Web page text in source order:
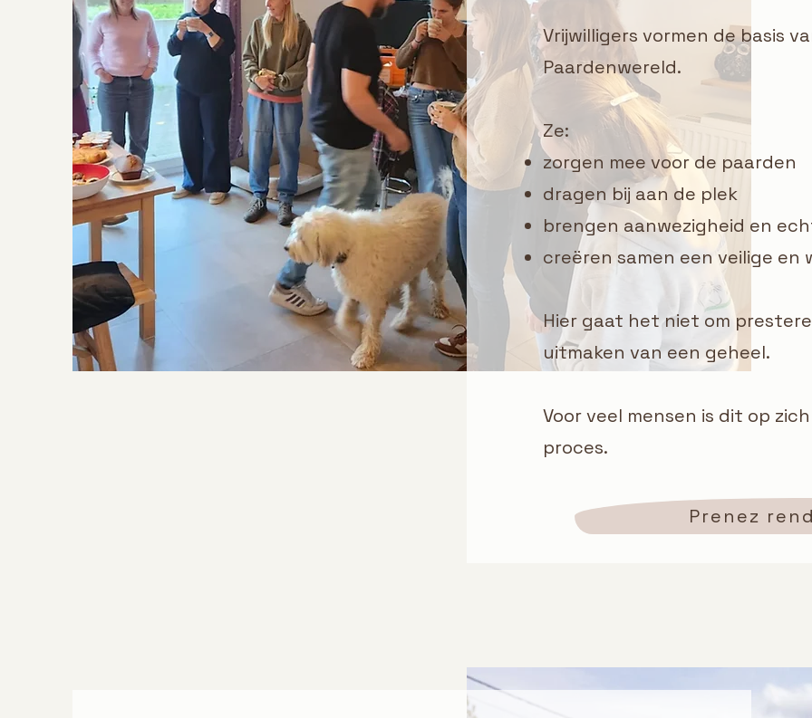
Vrijwilligers vormen de basis
Paardenwereld.
Ze:
zorgen mee voor de paarden
dragen bij aan de plek
brengen aanwezigheid en
creëren samen een veilige en
Hier gaat het niet om
uitmaken van een geheel.
Voor veel mensen is dit op
proces.
Prenez